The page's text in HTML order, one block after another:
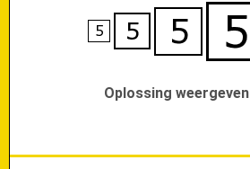
Oplossing weergeven